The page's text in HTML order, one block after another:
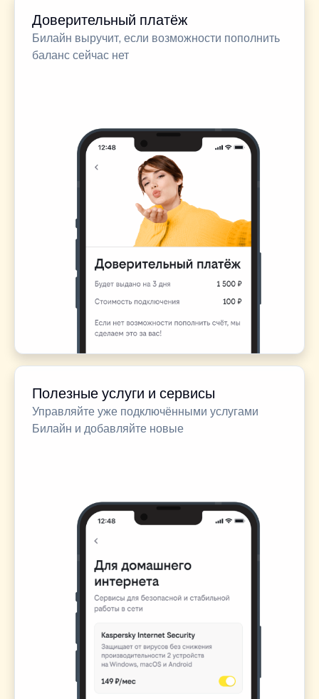
Доверительный платёж
Билайн выручит, если возможности пополнить
баланс сейчас нет
Полезные услуги и сервисы
Управляйте уже подключёнными услугами
Билайн и добавляйте новые